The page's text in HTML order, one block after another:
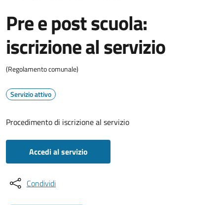
Pre e post scuola:
iscrizione al servizio
(Regolamento comunale)
Servizio attivo
Procedimento di iscrizione al servizio
Accedi al servizio
Condividi